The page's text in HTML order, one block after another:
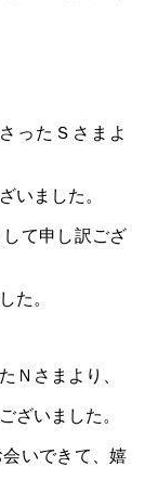
ったＳさまよ
いました。
て申し訳ござ
た。
Ｎさまより、
ざいました。
いできて、嬉